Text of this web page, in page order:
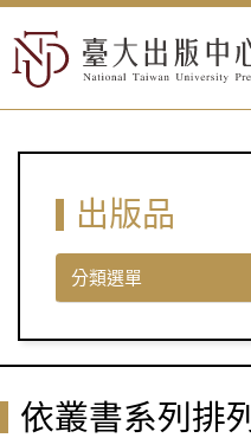
出版品
分類選單
依叢書系列排列